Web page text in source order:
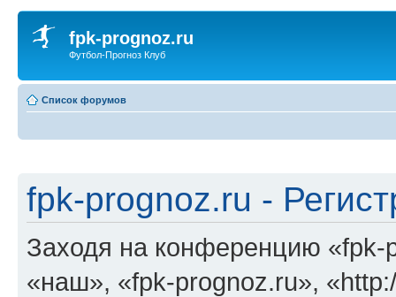
fpk-prognoz.ru
Футбол-Прогноз Клуб
Список форумов
fpk-prognoz.ru -
Заходя на конференцию
«наш», «fpk-prognoz.ru»,